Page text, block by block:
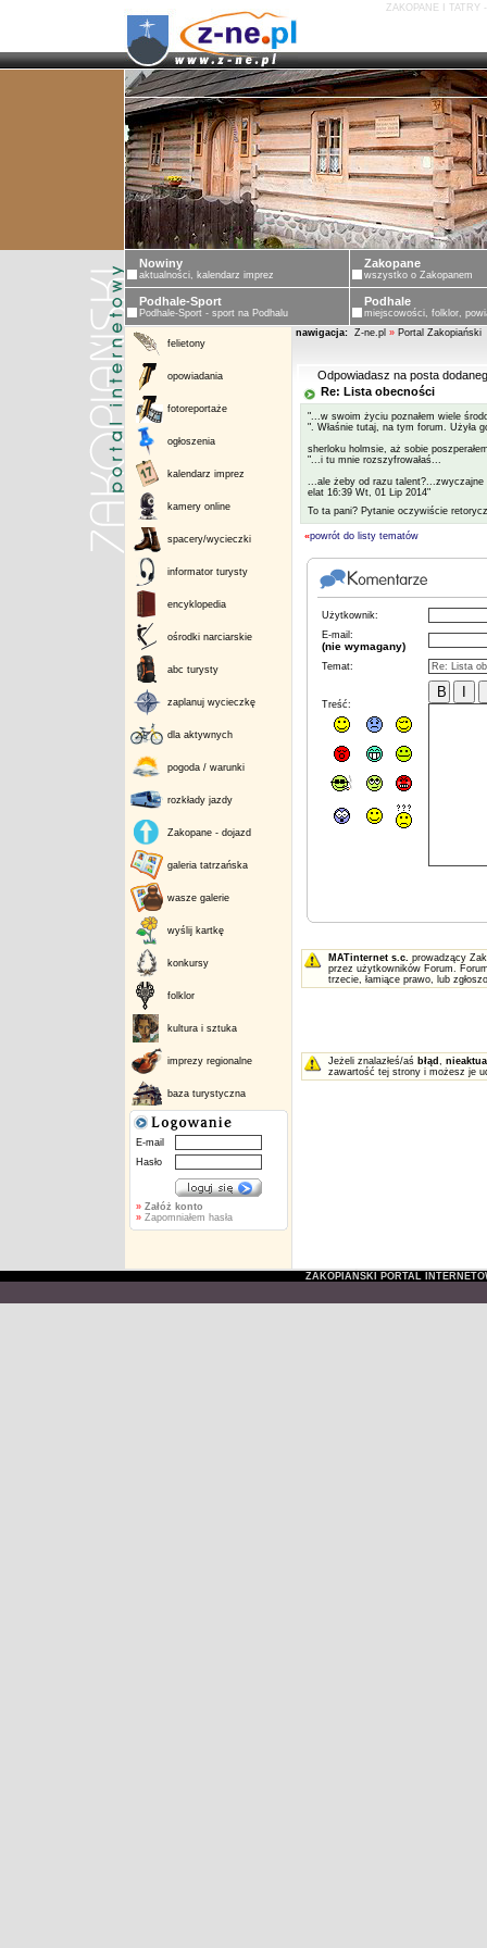
ZAKOPANE I TATRY
Nowiny
aktualności, kalendarz imprez
Zakopane
wszystko o Zakopanem
Podhale-Sport
Podhale-Sport - sport na Podhalu
Podhale
miejscowości, folklor,
felietony
opowiadania
fotoreportaże
ogłoszenia
kalendarz imprez
kamery online
spacery/wycieczki
informator turysty
encyklopedia
ośrodki narciarskie
abc turysty
zaplanuj wycieczkę
dla aktywnych
pogoda / warunki
rozkłady jazdy
Zakopane - dojazd
galeria tatrzańska
wasze galerie
wyślij kartkę
konkursy
folklor
kultura i sztuka
imprezy regionalne
baza turystyczna
E-mail
Hasło
» Załóż konto
»Zapomniałem hasła
nawigacja: Z-ne.pl » Portal Zakopiański
Odpowiadasz na posta
Re: Lista obecności
"...w swoim życiu poznałem wiele
". Właśnie tutaj, na tym forum. Użyła
sherloku holmsie, aż sobie
"...i tu mnie rozszyfrowałaś...
...ale żeby od razu talent?...zwyczajne
elat 16:39 Wt, 01 Lip 2014"
To ta pani? Pytanie oczywiście
«powrót do listy tematów
Użytkownik:
E-mail:
(nie wymagany)
Temat:
Treść:
MATinternet s.c. prowadzący
przez użytkowników Forum.
trzecie, łamiące prawo, lub
Jeżeli znalazłeś/aś błąd ,
zawartość tej strony i możesz je
ZAKOPIAŃSKI PORTAL